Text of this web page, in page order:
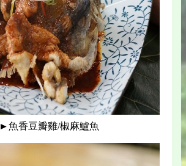
►魚香豆瓣雞/椒麻鱸魚